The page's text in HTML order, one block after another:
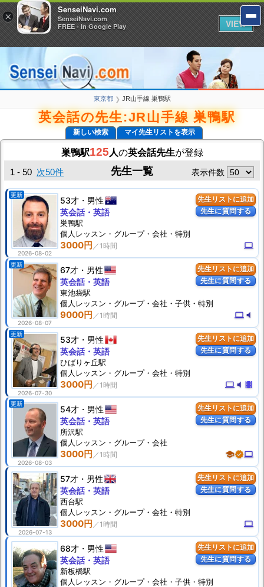
東京都 ❯ JR山手線 巣鴨駅
英会話の先生:JR山手線 巣鴨駅
新しい検索 マイ先生リストを表示
巣鴨駅125 人の英会話先生が登録
先生一覧
1 - 50 次50件 表示件数
先生リストに追加
先生に質問する
更新
2026-08-02
53才 男性
3000円 computer
英会話・英語
巣鴨駅
個人 レッスン ・グループ・会社・特別
先生リストに追加
先生に質問する
更新
2026-08-07
67才 男性
9000円 computer volume_mute
英会話・英語
東池袋駅
個人 レッスン ・グループ・会社・子供・特別
先生リストに追加
先生に質問する
更新
2026-07-30
53才 男性
3000円 computer volume_mute theaters
英会話・英語
ひばりヶ丘駅
個人 レッスン ・グループ・会社・特別
先生リストに追加
先生に質問する
更新
2026-08-03
54才 男性
3000円 schoolverifiedcomputer
英会話・英語
所沢駅
個人 レッスン ・グループ・会社
先生リストに追加
先生に質問する
2026-07-13
57才 男性
3000円 computer
英会話・英語
西台駅
個人 レッスン ・グループ・会社・特別
先生リストに追加
先生に質問する
68才 男性
英会話・英語
新板橋駅
個人 レッスン ・グループ・会社・子供・特別
×
SenseiNavi.com
SenseiNavi.com
FREE - In Google Play
VIEW
×
SenseiNavi.com
SenseiNavi.com
FREE - In Google Play
VIEW